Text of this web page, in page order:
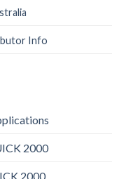
Info
2000
2000